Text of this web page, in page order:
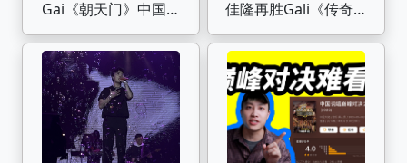
Gai《朝天门》中国说
唱巅峰对决
佳隆再胜Gali《传奇》
中国说唱巅峰对决